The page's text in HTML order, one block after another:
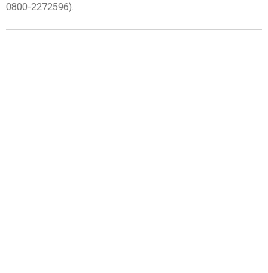
0800-2272596).